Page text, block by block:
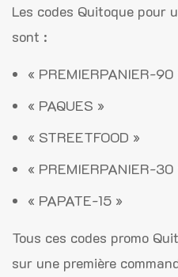
Les codes Quitoque pour
sont :
« PREMIERPANIER-90
« PAQUES »
« STREETFOOD »
« PREMIERPANIER-30
« PAPATE-15 »
Tous ces codes promo
sur une première